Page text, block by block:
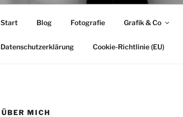
Start Blog Fotografie Grafik & Co
Datenschutzerklärung Cookie-Richtlinie (EU)
ÜBER MICH